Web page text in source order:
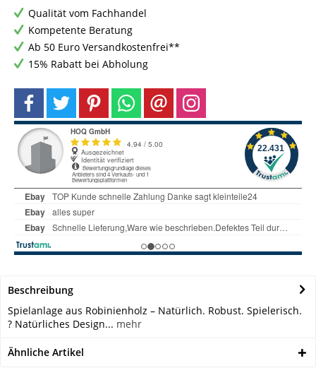
Qualität vom Fachhandel
Kompetente Beratung
Ab 50 Euro Versandkostenfrei**
15% Rabatt bei Abholung
Beschreibung
Spielanlage aus Robinienholz – Natürlich. Robust. Spielerisch.
? Natürliches Design... mehr
Ähnliche Artikel